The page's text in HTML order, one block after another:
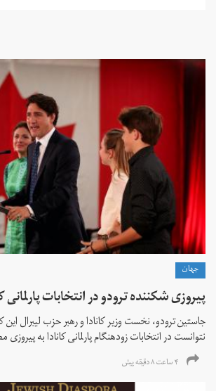
جهان
پیروزی شکننده ترودو در انتخابات پارلمانی
جاستین ترودو، نخست وزیر کانادا و رهبر حزب لیبرال
نتوانست در انتخابات زود‌هنگام پارلمانی کانادا به
۴ ساعت ۸ دقیقه پیش